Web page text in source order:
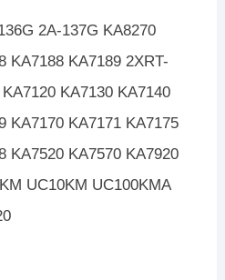
2A-137G KA8270
KA7188 KA7189 2XRT-
KA7130 KA7140
KA7170 KA7171 KA7175
KA7520 KA7570 KA7920
UC10KM UC100KMA